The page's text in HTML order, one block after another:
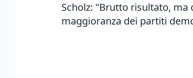
Scholz: "Brutto risultato, ma
maggioranza dei partiti